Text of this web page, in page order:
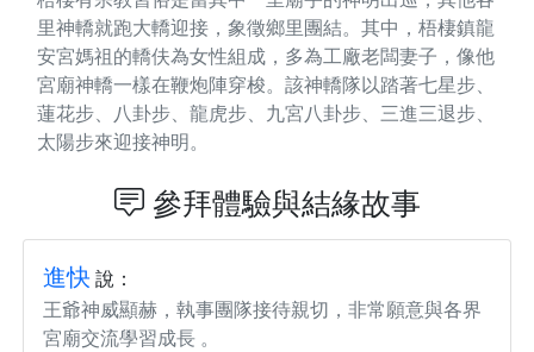
里神轎就跑大轎迎接，象徵鄉里團結。其中，梧棲鎮龍
安宮媽祖的轎伕為女性組成，多為工廠老闆妻子，像他
宮廟神轎一樣在鞭炮陣穿梭。該神轎隊以踏著七星步、
蓮花步、八卦步、龍虎步、九宮八卦步、三進三退步、
太陽步來迎接神明。
參拜體驗與結緣故事
進快 說：
王爺神威顯赫，執事團隊接待親切，非常願意與各界
宮廟交流學習成長 。